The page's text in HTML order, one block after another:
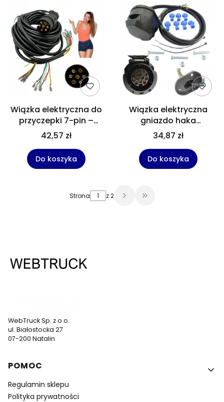
Wiązka elektryczna do
przyczepki 7-pin –
Długość 5m (Gotowy
przewód z wtyczką)
42,57 zł
Do koszyka
Wiązka elektryczna
gniazdo haka
samochodowego 13
biegunowe wiązka 1,5m
34,87 zł
Do koszyka
Strona z 2 Przejdź do ostatniej
WebTruck Sp. z o.o.
ul. Białostocka 27
07-200 Natalin
Linki w stopce
POMOC
Regulamin sklepu
Polityka prywatności